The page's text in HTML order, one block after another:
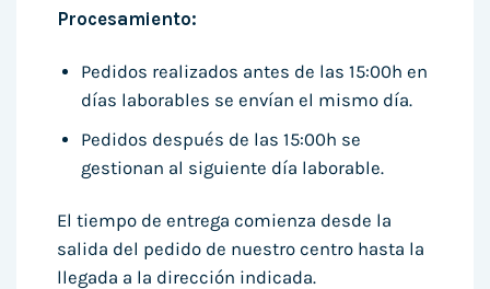
Procesamiento:
Pedidos realizados antes de las 15:00h en
días laborables se envían el mismo día.
Pedidos después de las 15:00h se
gestionan al siguiente día laborable.
El tiempo de entrega comienza desde la
salida del pedido de nuestro centro hasta la
llegada a la dirección indicada.